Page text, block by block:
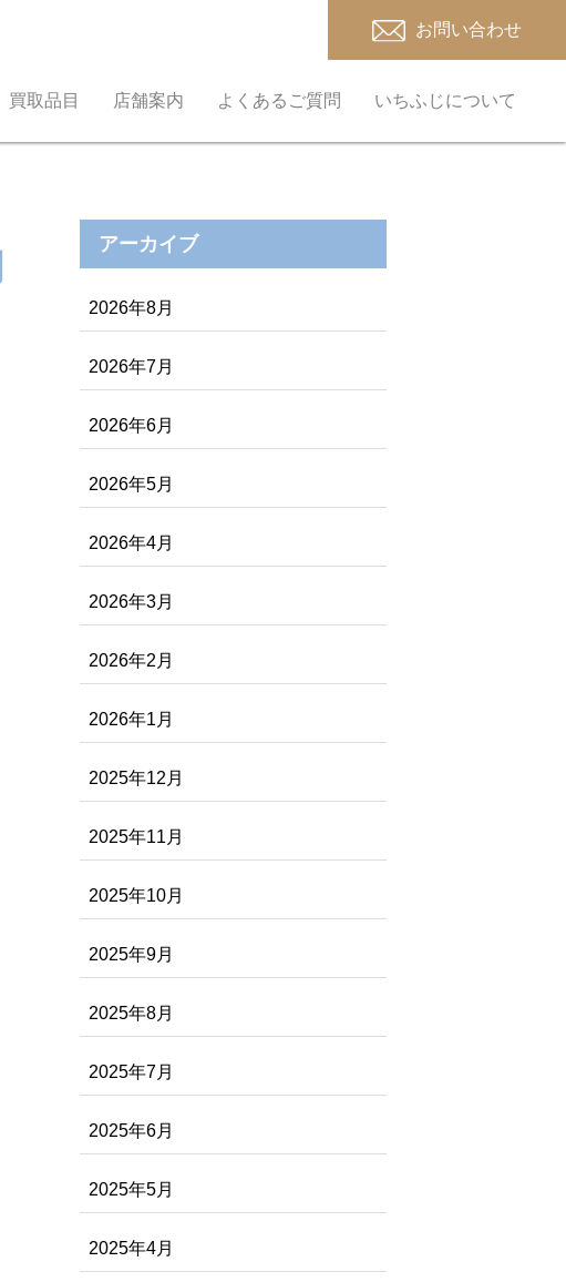
お問い合わせ
買取品目 店舗案内 よくあるご質問 いちふじについて
アーカイブ
2026年8月
2026年7月
2026年6月
2026年5月
2026年4月
2026年3月
2026年2月
2026年1月
2025年12月
2025年11月
2025年10月
2025年9月
2025年8月
2025年7月
2025年6月
2025年5月
2025年4月